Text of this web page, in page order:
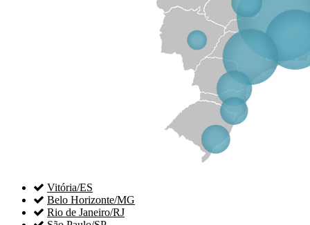
 Vitória/ES
 Belo Horizonte/MG
 Rio de Janeiro/RJ